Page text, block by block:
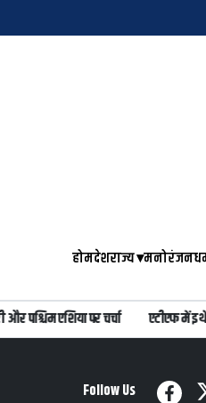
होमदेशराज्य▾मनोरंजन
पश्चिम एशिया पर चर्चा एटीएफ में
Follow Us